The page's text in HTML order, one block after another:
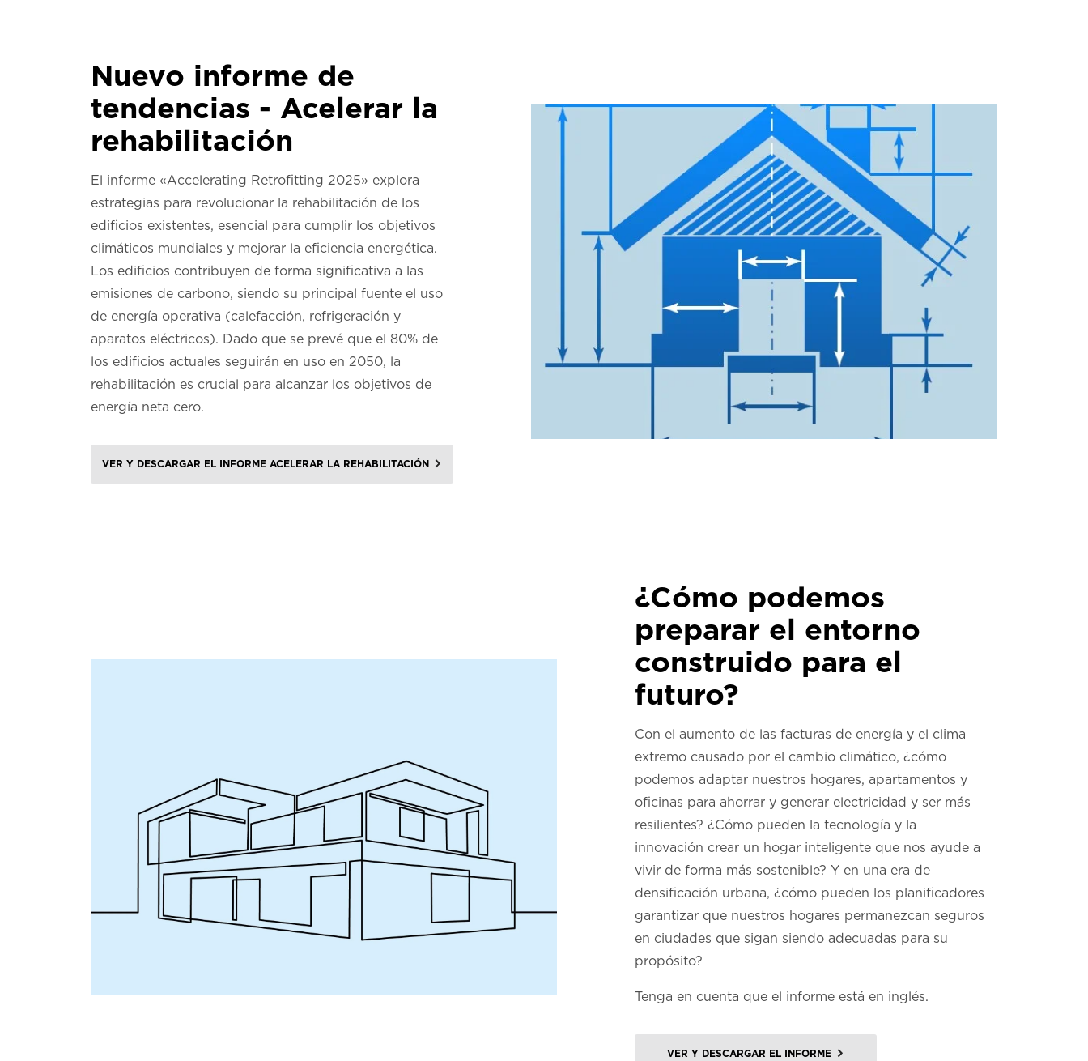
Nuevo informe de
tendencias - Acelerar la
rehabilitación
El informe «Accelerating Retrofitting 2025» explora
estrategias para revolucionar la rehabilitación de los
edificios existentes, esencial para cumplir los objetivos
climáticos mundiales y mejorar la eficiencia energética.
Los edificios contribuyen de forma significativa a las
emisiones de carbono, siendo su principal fuente el uso
de energía operativa (calefacción, refrigeración y
aparatos eléctricos). Dado que se prevé que el 80% de
los edificios actuales seguirán en uso en 2050, la
rehabilitación es crucial para alcanzar los objetivos de
energía neta cero.
VER Y DESCARGAR EL INFORME ACELERAR LA REHABILITACIÓN
¿Cómo podemos
preparar el entorno
construido para el
futuro?
Con el aumento de las facturas de energía y el clima
extremo causado por el cambio climático, ¿cómo
podemos adaptar nuestros hogares, apartamentos y
oficinas para ahorrar y generar electricidad y ser más
resilientes? ¿Cómo pueden la tecnología y la
innovación crear un hogar inteligente que nos ayude a
vivir de forma más sostenible? Y en una era de
densificación urbana, ¿cómo pueden los planificadores
garantizar que nuestros hogares permanezcan seguros
en ciudades que sigan siendo adecuadas para su
propósito?
Tenga en cuenta que el informe está en inglés.
VER Y DESCARGAR EL INFORME